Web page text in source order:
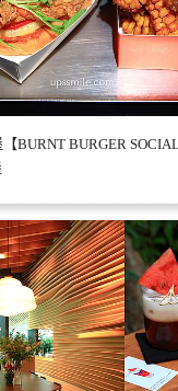
BURNT BURGER